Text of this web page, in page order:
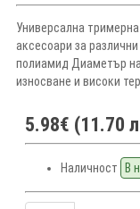
Универсална
аксесоари за
полиамид Диаметър
износване и високи
5.98€ (11.70
Наличност В